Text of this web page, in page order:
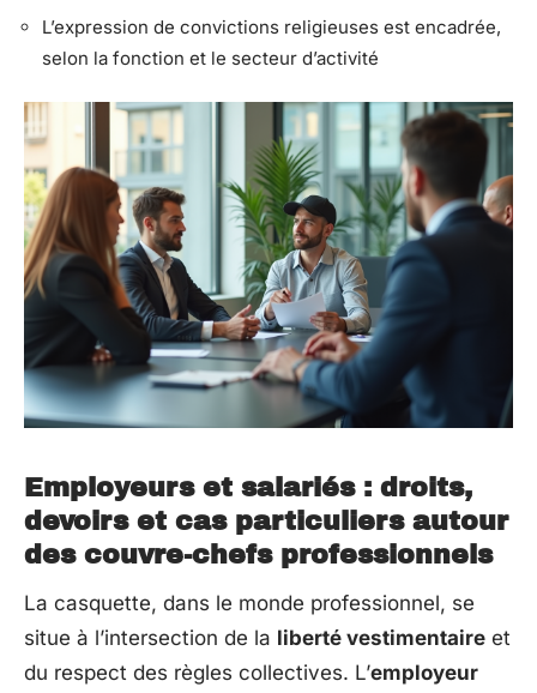
L’expression de convictions religieuses est encadrée,
selon la fonction et le secteur d’activité
Employeurs et salariés : droits,
devoirs et cas particuliers autour
des couvre-chefs professionnels
La casquette, dans le monde professionnel, se
situe à l’intersection de la liberté vestimentaire et
du respect des règles collectives. L’employeur